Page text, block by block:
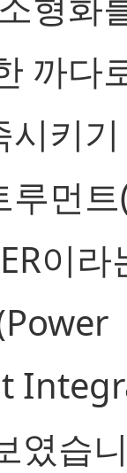
까다
시키
루먼
이라
였습